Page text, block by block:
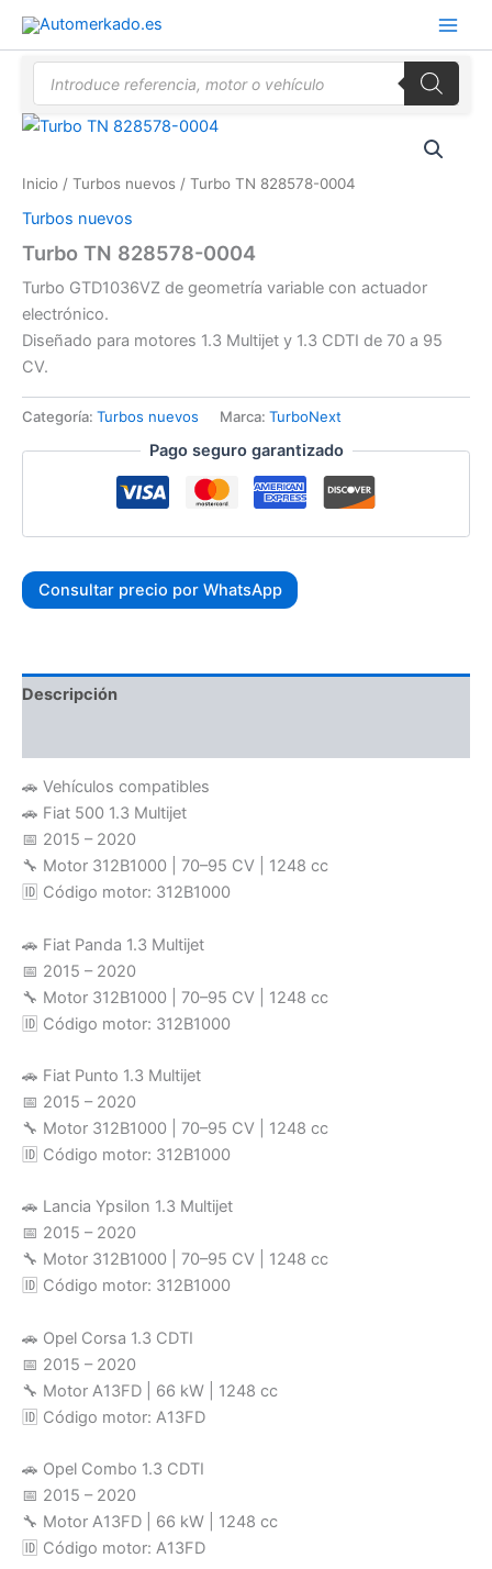
contenido
Búsqueda
productos
Inicio / Turbos nuevos / Turbo TN 828578-0004
Turbos nuevos
Turbo TN 828578-0004
Turbo GTD1036VZ de geometría variable con actuador
electrónico.
Diseñado para motores 1.3 Multijet y 1.3 CDTI de 70 a 95
CV.
Categoría: Turbos nuevos Marca: TurboNext
Pago seguro garantizado
Consultar precio por WhatsApp
Descripción
🚗 Vehículos compatibles
🚗 Fiat 500 1.3 Multijet
📅 2015 – 2020
🔧 Motor 312B1000 | 70–95 CV | 1248 cc
🆔 Código motor: 312B1000
🚗 Fiat Panda 1.3 Multijet
📅 2015 – 2020
🔧 Motor 312B1000 | 70–95 CV | 1248 cc
🆔 Código motor: 312B1000
🚗 Fiat Punto 1.3 Multijet
📅 2015 – 2020
🔧 Motor 312B1000 | 70–95 CV | 1248 cc
🆔 Código motor: 312B1000
🚗 Lancia Ypsilon 1.3 Multijet
📅 2015 – 2020
🔧 Motor 312B1000 | 70–95 CV | 1248 cc
🆔 Código motor: 312B1000
🚗 Opel Corsa 1.3 CDTI
📅 2015 – 2020
🔧 Motor A13FD | 66 kW | 1248 cc
🆔 Código motor: A13FD
🚗 Opel Combo 1.3 CDTI
📅 2015 – 2020
🔧 Motor A13FD | 66 kW | 1248 cc
🆔 Código motor: A13FD